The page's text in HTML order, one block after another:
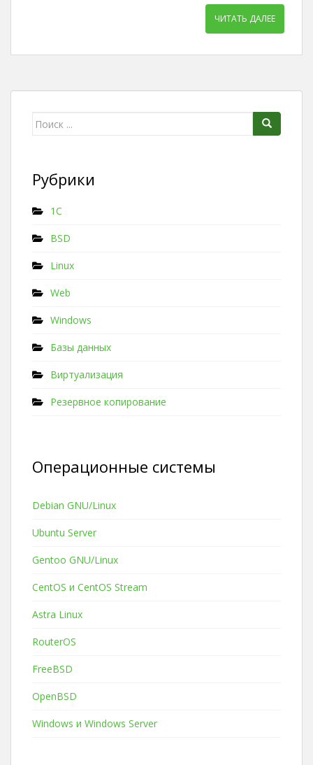
ЧИТАТЬ ДАЛЕЕ
Поиск для:
Рубрики
1C
BSD
Linux
Web
Windows
Базы данных
Виртуализация
Резервное копирование
Операционные системы
Debian GNU/Linux
Ubuntu Server
Gentoo GNU/Linux
CentOS и CentOS Stream
Astra Linux
RouterOS
FreeBSD
OpenBSD
Windows и Windows Server